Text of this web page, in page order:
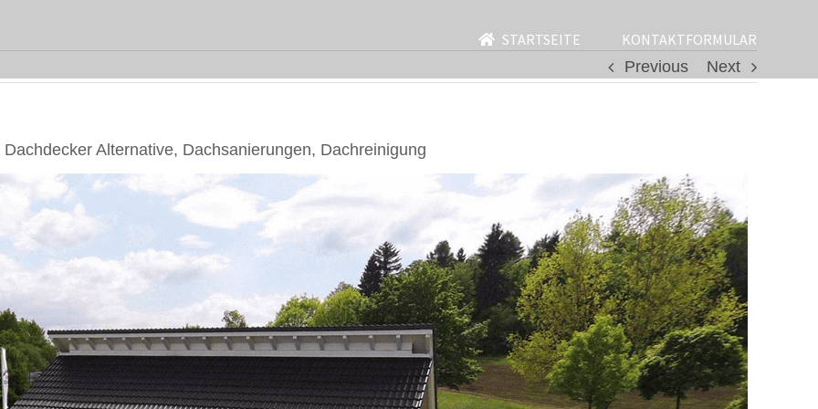
STARTSEITE
KONTAKTFORMULAR
Previous
Next
Alternative, Dachsanierungen, Dachreinigung